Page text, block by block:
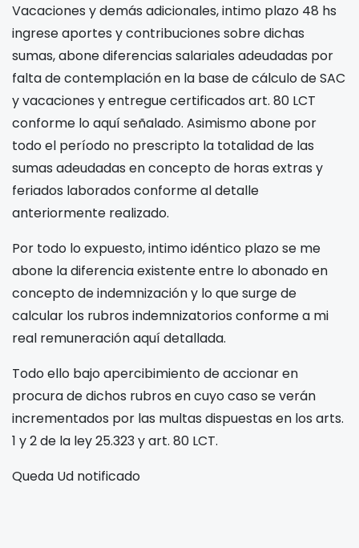
Vacaciones y demás adicionales, intimo plazo 48 hs
ingrese aportes y contribuciones sobre dichas
sumas, abone diferencias salariales adeudadas por
falta de contemplación en la base de cálculo de SAC
y vacaciones y entregue certificados art. 80 LCT
conforme lo aquí señalado. Asimismo abone por
todo el período no prescripto la totalidad de las
sumas adeudadas en concepto de horas extras y
feriados laborados conforme al detalle
anteriormente realizado.
Por todo lo expuesto, intimo idéntico plazo se me
abone la diferencia existente entre lo abonado en
concepto de indemnización y lo que surge de
calcular los rubros indemnizatorios conforme a mi
real remuneración aquí detallada.
Todo ello bajo apercibimiento de accionar en
procura de dichos rubros en cuyo caso se verán
incrementados por las multas dispuestas en los arts.
1 y 2 de la ley 25.323 y art. 80 LCT.
Queda Ud notificado